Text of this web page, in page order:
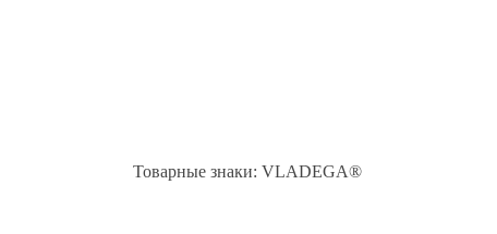
Товарные знаки: VLADEGA®